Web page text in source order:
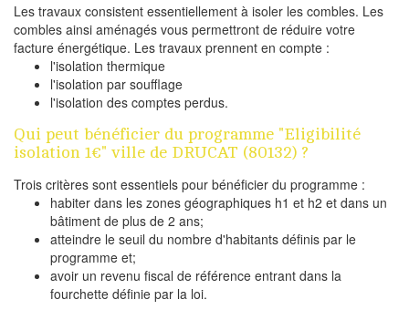
Les travaux consistent essentiellement à isoler les combles. Les
combles ainsi aménagés vous permettront de réduire votre
facture énergétique. Les travaux prennent en compte :
l'isolation thermique
l'isolation par soufflage
l'isolation des comptes perdus.
Qui peut bénéficier du programme "Eligibilité
isolation 1€" ville de DRUCAT (80132) ?
Trois critères sont essentiels pour bénéficier du programme :
habiter dans les zones géographiques h1 et h2 et dans un
bâtiment de plus de 2 ans;
atteindre le seuil du nombre d'habitants définis par le
programme et;
avoir un revenu fiscal de référence entrant dans la
fourchette définie par la loi.